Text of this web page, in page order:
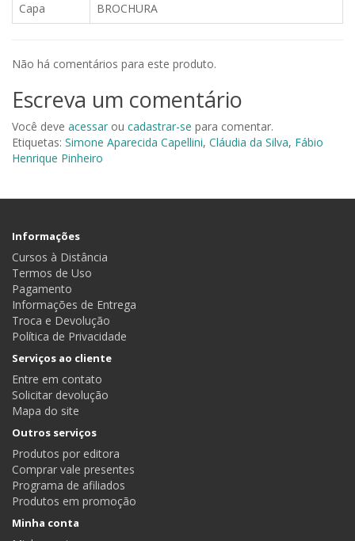
Capa BROCHURA
Não há comentários para este produto.
Escreva um comentário
Você deve acessar ou cadastrar-se para comentar.
Etiquetas: Simone Aparecida Capellini, Cláudia da Silva, Fábio
Henrique Pinheiro
Informações
Cursos à Distância
Termos de Uso
Pagamento
Informações de Entrega
Troca e Devolução
Política de Privacidade
Serviços ao cliente
Entre em contato
Solicitar devolução
Mapa do site
Outros serviços
Produtos por editora
Comprar vale presentes
Programa de afiliados
Produtos em promoção
Minha conta